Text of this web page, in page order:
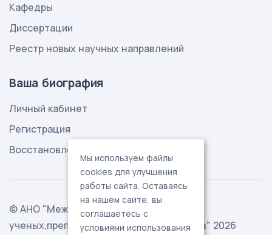
Кафедры
Диссертации
Реестр новых научных направлений
Ваша биография
Личный кабинет
Регистрация
Восстановление пароля
© АНО "Международная ассоциация
ученых,преподавателей и специалистов" 2026
Мы используем файлы
cookies для улучшения
работы сайта. Оставаясь
на нашем сайте, вы
соглашаетесь с
условиями использования